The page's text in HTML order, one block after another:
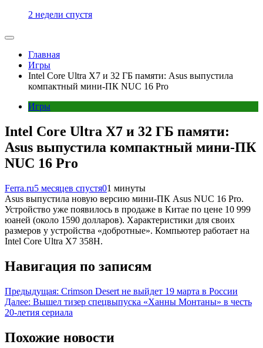
2 недели спустя
Главная
Игры
Intel Core Ultra X7 и 32 ГБ памяти: Asus выпустила
компактный мини-ПК NUC 16 Pro
Игры
Intel Core Ultra X7 и 32 ГБ памяти:
Asus выпустила компактный мини-ПК
NUC 16 Pro
Ferra.ru5 месяцев спустя01 минуты
Asus выпустила новую версию мини-ПК Asus NUC 16 Pro.
Устройство уже появилось в продаже в Китае по цене 10 999
юаней (около 1590 долларов). Характеристики для своих
размеров у устройства «добротные». Компьютер работает на
Intel Core Ultra X7 358H.
Навигация по записям
Предыдущая: Crimson Desert не выйдет 19 марта в России
Далее: Вышел тизер спецвыпуска «Ханны Монтаны» в честь
20-летия сериала
Похожие новости